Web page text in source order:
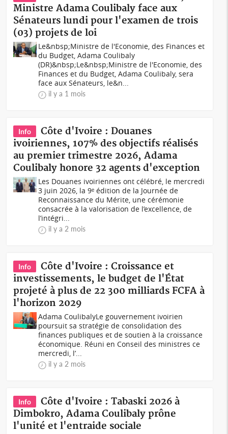
Ministre Adama Coulibaly face aux
Sénateurs lundi pour l'examen de trois
(03) projets de loi
Le&nbsp;Ministre de l'Economie, des Finances et
du Budget, Adama Coulibaly
(DR)&nbsp;Le&nbsp;Ministre de l'Economie, des
Finances et du Budget, Adama Coulibaly, sera
face aux Sénateurs, le&n...
il y a 1 mois
Info
Côte d'Ivoire : Douanes
ivoiriennes, 107% des objectifs réalisés
au premier trimestre 2026, Adama
Coulibaly honore 32 agents d'exception
Les Douanes ivoiriennes ont célébré, le mercredi
3 juin 2026, la 9ᵉ édition de la Journée de
Reconnaissance du Mérite, une cérémonie
consacrée à la valorisation de l’excellence, de
l’intégri...
il y a 2 mois
Info
Côte d'Ivoire : Croissance et
investissements, le budget de l'État
projeté à plus de 22 300 milliards FCFA à
l'horizon 2029
Adama CoulibalyLe gouvernement ivoirien
poursuit sa stratégie de consolidation des
finances publiques et de soutien à la croissance
économique. Réuni en Conseil des ministres ce
mercredi, l’...
il y a 2 mois
Info
Côte d'Ivoire : Tabaski 2026 à
Dimbokro, Adama Coulibaly prône
l'unité et l'entraide sociale